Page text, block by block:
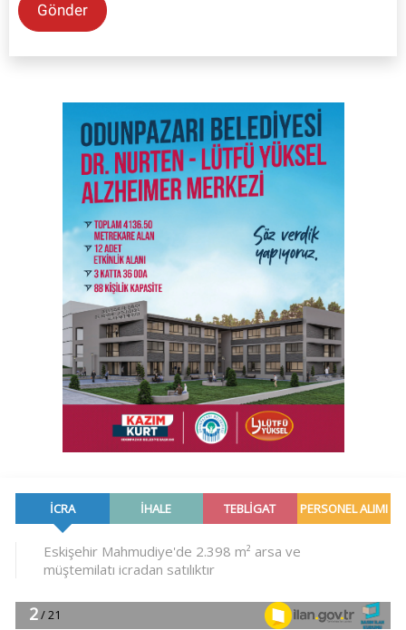
Gönder